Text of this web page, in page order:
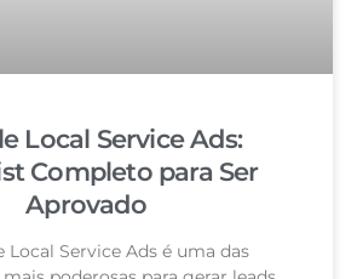
Local Service Ads:
Completo para Ser
Aprovado
Local Service Ads é uma das